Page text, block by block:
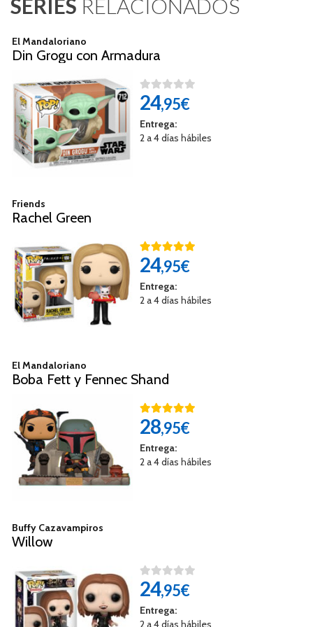
SERIES RELACIONADOS
El Mandaloriano
Din Grogu con Armadura
24,95€
Entrega:
2 a 4 días hábiles
Friends
Rachel Green
24,95€
Entrega:
2 a 4 días hábiles
El Mandaloriano
Boba Fett y Fennec Shand
28,95€
Entrega:
2 a 4 días hábiles
Buffy Cazavampiros
Willow
24,95€
Entrega:
2 a 4 días hábiles